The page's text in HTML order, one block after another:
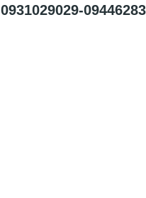
0931029029-